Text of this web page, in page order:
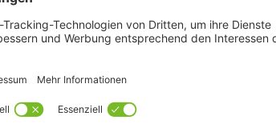
– mit den
original Schüco-Pflege-
für eine gründliche Reinigung von Schüco